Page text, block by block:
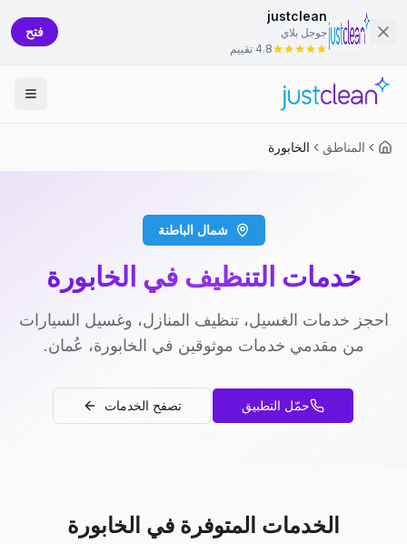
justclean
جوجل بلاي
4.8 تقييم
فتح
المناطق الخابورة
شمال الباطنة
خدمات التنظيف في الخابورة
احجز خدمات الغسيل، تنظيف المنازل، وغسيل السيارات
من مقدمي خدمات موثوقين في الخابورة، عُمان.
حمّل التطبيق تصفح الخدمات
الخدمات المتوفرة في الخابورة